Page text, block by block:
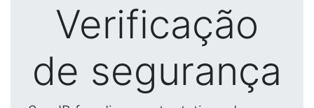
Verificação
de segurança